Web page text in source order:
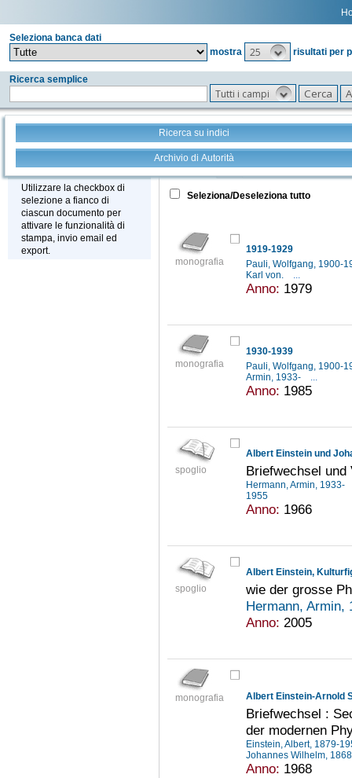
Seleziona banca dati
mostra
25 risultati per
Ricerca semplice
Tutti i campi
Ricerca su indici
Archivio di Autorità
Stampa - Email - Export
Utilizzare la checkbox di
selezione a fianco di
ciascun documento per
attivare le funzionalità di
stampa, invio email ed
export.
Tutto +
Seleziona/Deseleziona tutto
monografia
1919-1929
Pauli, Wolfgang, 1900-
Karl von.
...
Anno: 1979
monografia
1930-1939
Pauli, Wolfgang, 1900-
Armin, 1933-
...
Anno: 1985
spoglio
Albert Einstein und
Briefwechsel und
Hermann, Armin, 1933-
1955
Anno: 1966
spoglio
Albert Einstein,
wie der grosse
Hermann, Armin,
Anno: 2005
monografia Albert Einstein-Arnold
Briefwechsel :
der modernen
Einstein, Albert, 1879-
Johannes Wilhelm,
Anno: 1968